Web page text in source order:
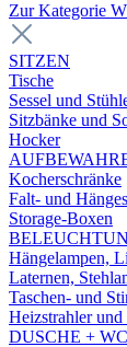
Zur Kategorie
SITZEN
Tische
Sessel und
Sitzbänke und
Hocker
Kocherschränke
Falt- und
Storage-Boxen
Hängelampen,
Laternen,
Taschen- und
Heizstrahler
DUSCHE + WC